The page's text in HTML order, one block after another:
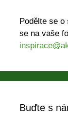
Podělte se
se na vaše
Buďte s